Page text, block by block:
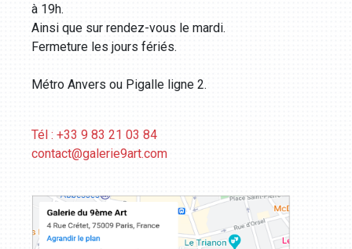
à 19h.
Ainsi que sur rendez-vous le mardi.
Fermeture les jours fériés.
Métro Anvers ou Pigalle ligne 2.
Tél : +33 9 83 21 03 84
contact@galerie9art.com